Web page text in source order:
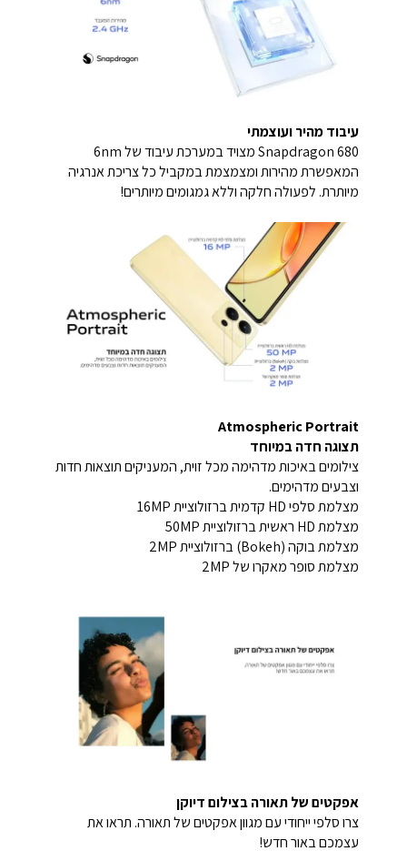
עיבוד מהיר ועוצמתי
Snapdragon 680 מצויד במערכת עיבוד של 6nm
המאפשרת מהירות ומצמצמת במקביל כל צריכת אנרגיה
מיותרת. לפעולה חלקה וללא גמגומים מיותרים!
Atmospheric Portrait
תצוגה חדה במיוחד
צילומים באיכות מדהימה מכל זוית, המעניקים תוצאות חדות
וצבעים מדהימים.
מצלמת סלפי HD קדמית ברזולוציית 16MP
מצלמת HD ראשית ברזולוציית 50MP
מצלמת בוקה (Bokeh) ברזולוציית 2MP
מצלמת סופר מאקרו של 2MP
אפקטים של תאורה בצילום דיוקן
צרו סלפי ייחודי עם מגוון אפקטים של תאורה. תראו את
עצמכם באור חדש!